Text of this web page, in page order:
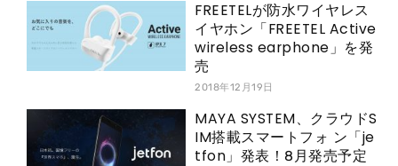
FREETELが防水ワイヤレス
イヤホン「FREETEL Active
wireless earphone」を発
売
2018年12月19日
MAYA SYSTEM、クラウドS
IM搭載スマートフォ ン「je
tfon」発表！8月発売予定